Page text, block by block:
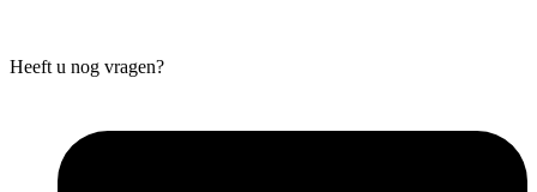
Heeft u nog vragen?